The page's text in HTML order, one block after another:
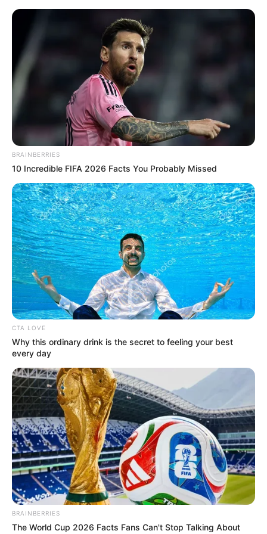
#NOSTALGIČNI HOBIJI
INSPIRIRAMO VAS
U ČEMU STE UŽIVALI KAO DJECA? TO
MOŽE OTKRITI KOJI JE SAVRŠEN HOBI ZA
VAS